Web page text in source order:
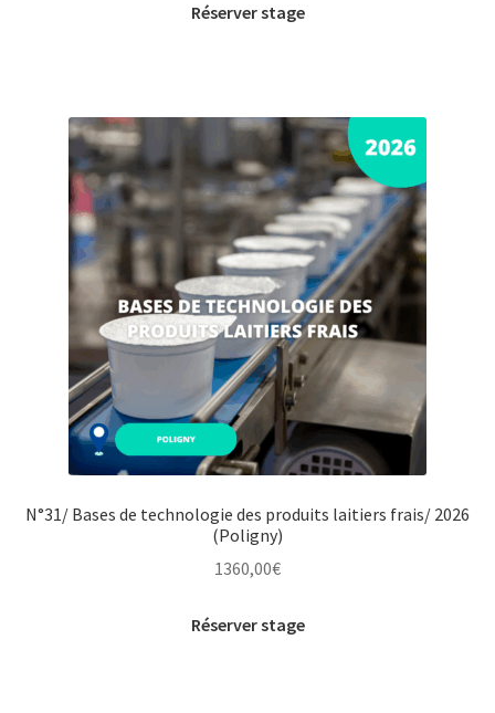
Réserver stage
N°31/ Bases de technologie des produits laitiers frais/ 2026
(Poligny)
1360,00€
Réserver stage